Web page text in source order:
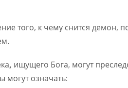
того, к чему снится демон,
, ищущего Бога, могут
могут означать: